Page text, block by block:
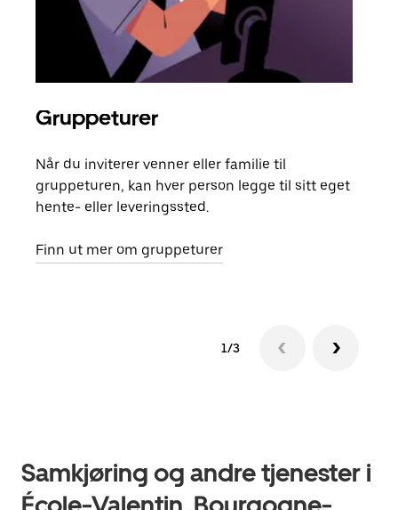
Gruppeturer
Når du inviterer venner eller familie til
gruppeturen, kan hver person legge til sitt eget
hente- eller leveringssted.
Finn ut mer om gruppeturer
1/3
Samkjøring og andre tjenester i